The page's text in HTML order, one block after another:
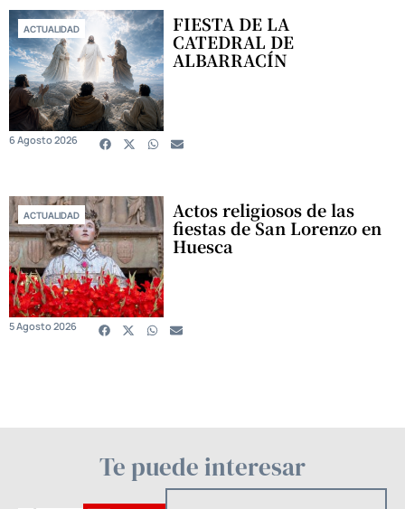
ACTUALIDAD FIESTA DE LA
CATEDRAL DE
ALBARRACÍN
6 Agosto 2026
ACTUALIDAD Actos religiosos de las
fiestas de San Lorenzo en
Huesca
5 Agosto 2026
Te puede interesar